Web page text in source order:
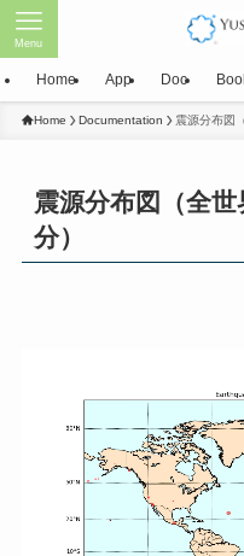
Menu
Home App Doc
Home Documentation 震源分布図
震源分布図（全
分）